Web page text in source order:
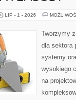
LIP - 1 - 2026
Tworzymy
dla sektora
systemy
wysokiego
na